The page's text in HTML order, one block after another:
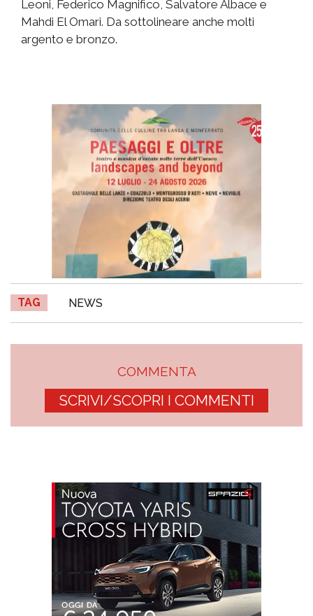
Leoni, Federico Magnifico, Salvatore Albace e
Mahdi El Omari. Da sottolineare anche molti
argento e bronzo.
TAG NEWS
COMMENTA
SCRIVI/SCOPRI I COMMENTI